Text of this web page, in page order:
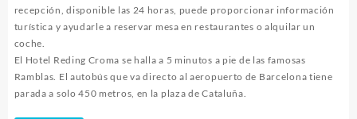
recepción, disponible las 24 horas, puede proporcionar información
turística y ayudarle a reservar mesa en restaurantes o alquilar un
coche.
El Hotel Reding Croma se halla a 5 minutos a pie de las famosas
Ramblas. El autobús que va directo al aeropuerto de Barcelona tiene
parada a solo 450 metros, en la plaza de Cataluña.